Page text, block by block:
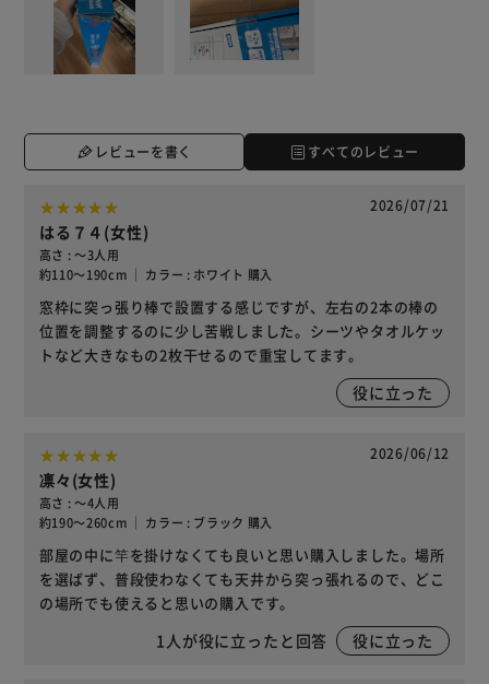
レビューを書く すべてのレビュー
2026/07/21
はる７４(女性)
高さ : ～3人用
約110～190cm ｜ カラー : ホワイト 購入
窓枠に突っ張り棒で設置する感じですが、左右の2本の棒の
位置を調整するのに少し苦戦しました。シーツやタオルケッ
トなど大きなもの2枚干せるので重宝してます。
役に立った
2026/06/12
凛々(女性)
高さ : ～4人用
約190～260cm ｜ カラー : ブラック 購入
部屋の中に竿を掛けなくても良いと思い購入しました。場所
を選ばず、普段使わなくても天井から突っ張れるので、どこ
の場所でも使えると思いの購入です。
1 人が役に立ったと回答 役に立った